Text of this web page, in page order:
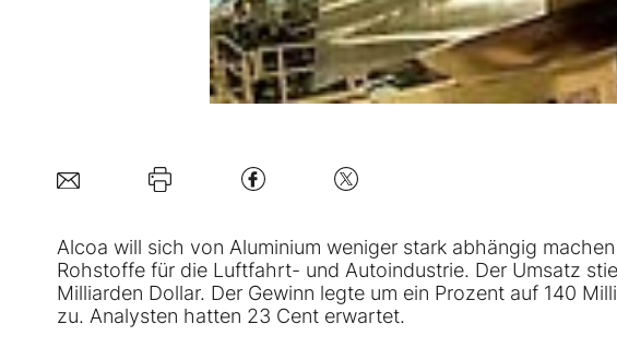
Alcoa will sich von Aluminium weniger stark abhängig
Rohstoffe für die Luftfahrt- und Autoindustrie. Der Umsatz
Milliarden Dollar. Der Gewinn legte um ein Prozent auf 140
zu. Analysten hatten 23 Cent erwartet.